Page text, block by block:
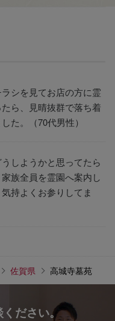
シを見てお店の方に霊
ら、見晴抜群で落ち着
た。（70代男性）
しようかと思ってたら
族全員を霊園へ案内し
持よくお参りしてま
佐賀県 高城寺墓苑
ださい。